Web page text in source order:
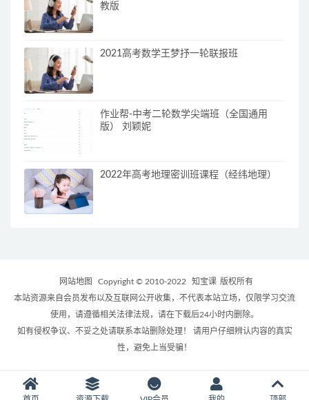
教版
2021高考数学王梦抒一轮联报班
作业帮-中考二轮数学尖端班（全国通用
版） 刘颖妮
2022年高考地理密训班课程（经纬地理）
网站地图 Copyright © 2010-2022 知宝课 版权所有
本站资源来自会员发布以及互联网公开收集，不代表本站立场，仅限学习交流
使用，请遵循相关法律法规，请在下载后24小时内删除。
如有侵权争议、不妥之处请联系本站删除处理！ 请用户仔细辨认内容的真实
性，避免上当受骗！